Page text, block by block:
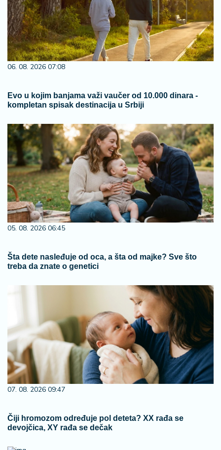
06. 08. 2026 07:08
Evo u kojim banjama važi vaučer od 10.000 dinara -
kompletan spisak destinacija u Srbiji
05. 08. 2026 06:45
Šta dete nasleđuje od oca, a šta od majke? Sve što
treba da znate o genetici
07. 08. 2026 09:47
Čiji hromozom određuje pol deteta? XX rađa se
devojčica, XY rađa se dečak